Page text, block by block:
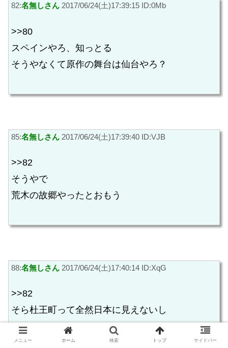
82:名無しさん 2017/06/24(土)17:39:15 ID:0Mb
>>80
スペインやろ、知っとる
そうやなくて原作の舞台は仙台やろ？
85:名無しさん 2017/06/24(土)17:39:40 ID:VJB
>>82
そうやで
荒木の故郷やったとおもう
88:名無しさん 2017/06/24(土)17:40:14 ID:XqG
>>82
そら杜王町って全然日本に見えないし
メニュー ホーム 検索 トップ サイドバー